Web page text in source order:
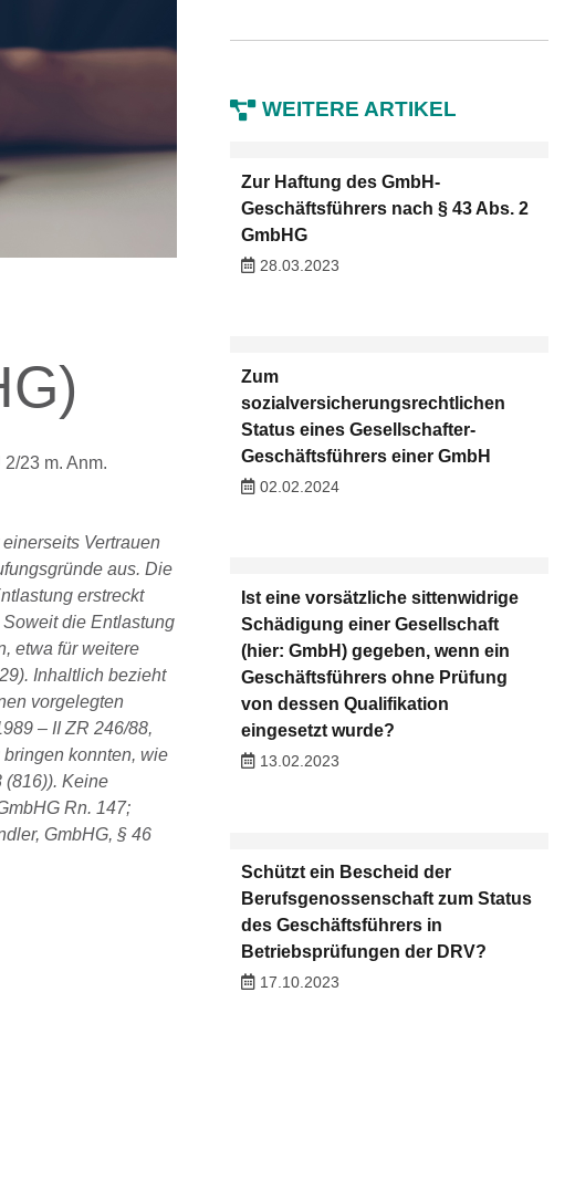
23 m. Anm.
Vertrauen
aus. Die
erstreckt
die Entlastung
etwa für weitere
Inhaltlich bezieht
vorgelegten
– II ZR 246/88,
konnten, wie
(816)). Keine
Rn. 147;
GmbHG, § 46
WEITERE ARTIKEL
Zur Haftung des GmbH-
Geschäftsführers nach § 43 Abs. 2
GmbHG
28.03.2023
Zum
sozialversicherungsrechtlichen
Status eines Gesellschafter-
Geschäftsführers einer GmbH
02.02.2024
Ist eine vorsätzliche sittenwidrige
Schädigung einer Gesellschaft
(hier: GmbH) gegeben, wenn ein
Geschäftsführers ohne Prüfung
von dessen Qualifikation
eingesetzt wurde?
13.02.2023
Schützt ein Bescheid der
Berufsgenossenschaft zum Status
des Geschäftsführers in
Betriebsprüfungen der DRV?
17.10.2023